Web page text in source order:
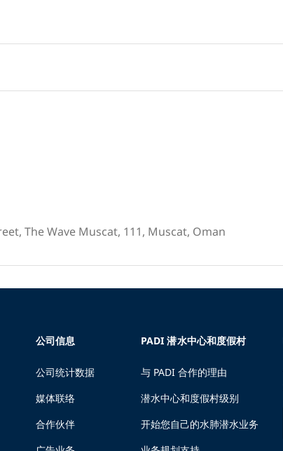
The Wave Muscat, 111, Muscat, Oman
公司信息
公司统计数据
媒体联络
合作伙伴
PADI 潜水中心和度假村
与 PADI 合作的理由
潜水中心和度假村级别
开始您自己的水肺潜水业务